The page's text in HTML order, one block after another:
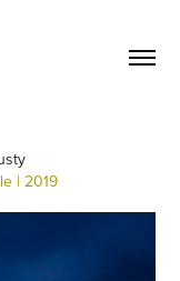
| 2019